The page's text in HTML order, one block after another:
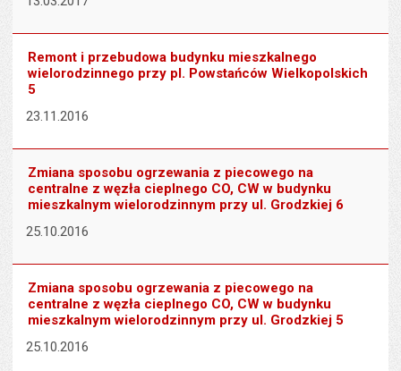
Remont i przebudowa budynku mieszkalnego
wielorodzinnego przy pl. Powstańców Wielkopolskich
5
23.11.2016
Zmiana sposobu ogrzewania z piecowego na
centralne z węzła cieplnego CO, CW w budynku
mieszkalnym wielorodzinnym przy ul. Grodzkiej 6
25.10.2016
Zmiana sposobu ogrzewania z piecowego na
centralne z węzła cieplnego CO, CW w budynku
mieszkalnym wielorodzinnym przy ul. Grodzkiej 5
25.10.2016